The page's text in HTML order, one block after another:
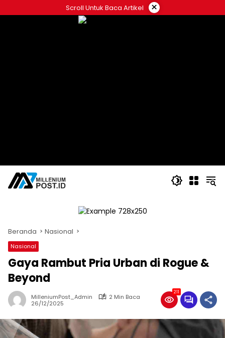
ke
Scroll Untuk Baca Artikel ×
Beranda Nasional
Nasional
Gaya Rambut Pria Urban di Rogue &
Beyond
MilleniumPost_Admin
2 Min Baca
26/12/2025
211